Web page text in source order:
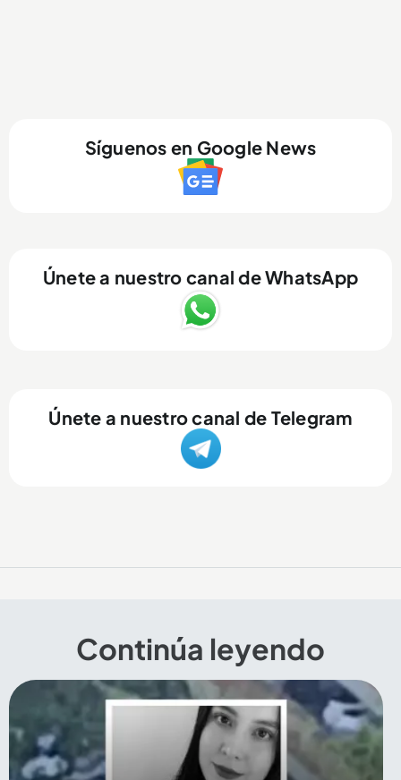
Síguenos en Google News
Únete a nuestro canal de WhatsApp
Únete a nuestro canal de Telegram
Continúa leyendo